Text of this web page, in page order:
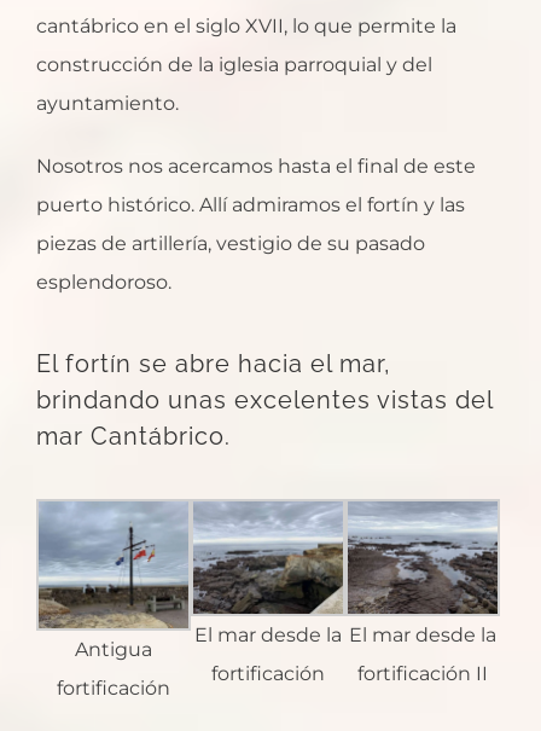
cantábrico en el siglo XVII, lo que permite la
construcción de la iglesia parroquial y del
ayuntamiento.
Nosotros nos acercamos hasta el final de este
puerto histórico. Allí admiramos el fortín y las
piezas de artillería, vestigio de su pasado
esplendoroso.
El fortín se abre hacia el mar,
brindando unas excelentes vistas del
mar Cantábrico.
Antigua
fortificación
El mar desde la
fortificación
El mar desde la
fortificación II